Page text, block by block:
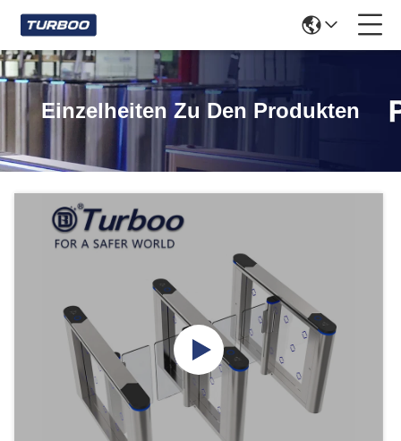
Einzelheiten Zu Den Produkten